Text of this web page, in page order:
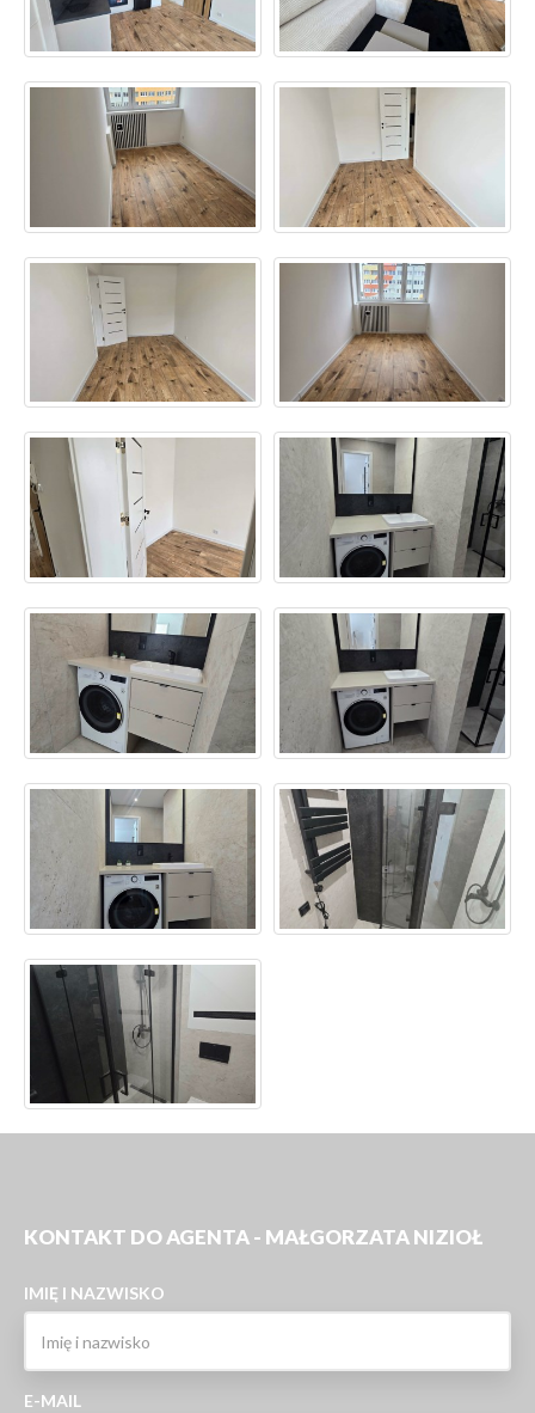
KONTAKT DO AGENTA - MAŁGORZATA NIZIOŁ
IMIĘ I NAZWISKO
E-MAIL